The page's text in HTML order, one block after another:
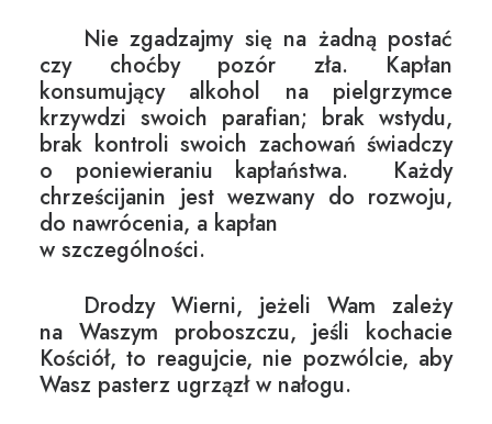
Nie zgadzajmy się na żadną postać
czy choćby pozór zła. Kapłan
konsumujący alkohol na pielgrzymce
krzywdzi swoich parafian; brak wstydu,
brak kontroli swoich zachowań świadczy
o poniewieraniu kapłaństwa. Każdy
chrześcijanin jest wezwany do rozwoju,
do nawrócenia, a kapłan
w szczególności.
Drodzy Wierni, jeżeli Wam zależy
na Waszym proboszczu, jeśli kochacie
Kościół, to reagujcie, nie pozwólcie, aby
Wasz pasterz ugrzązł w nałogu.